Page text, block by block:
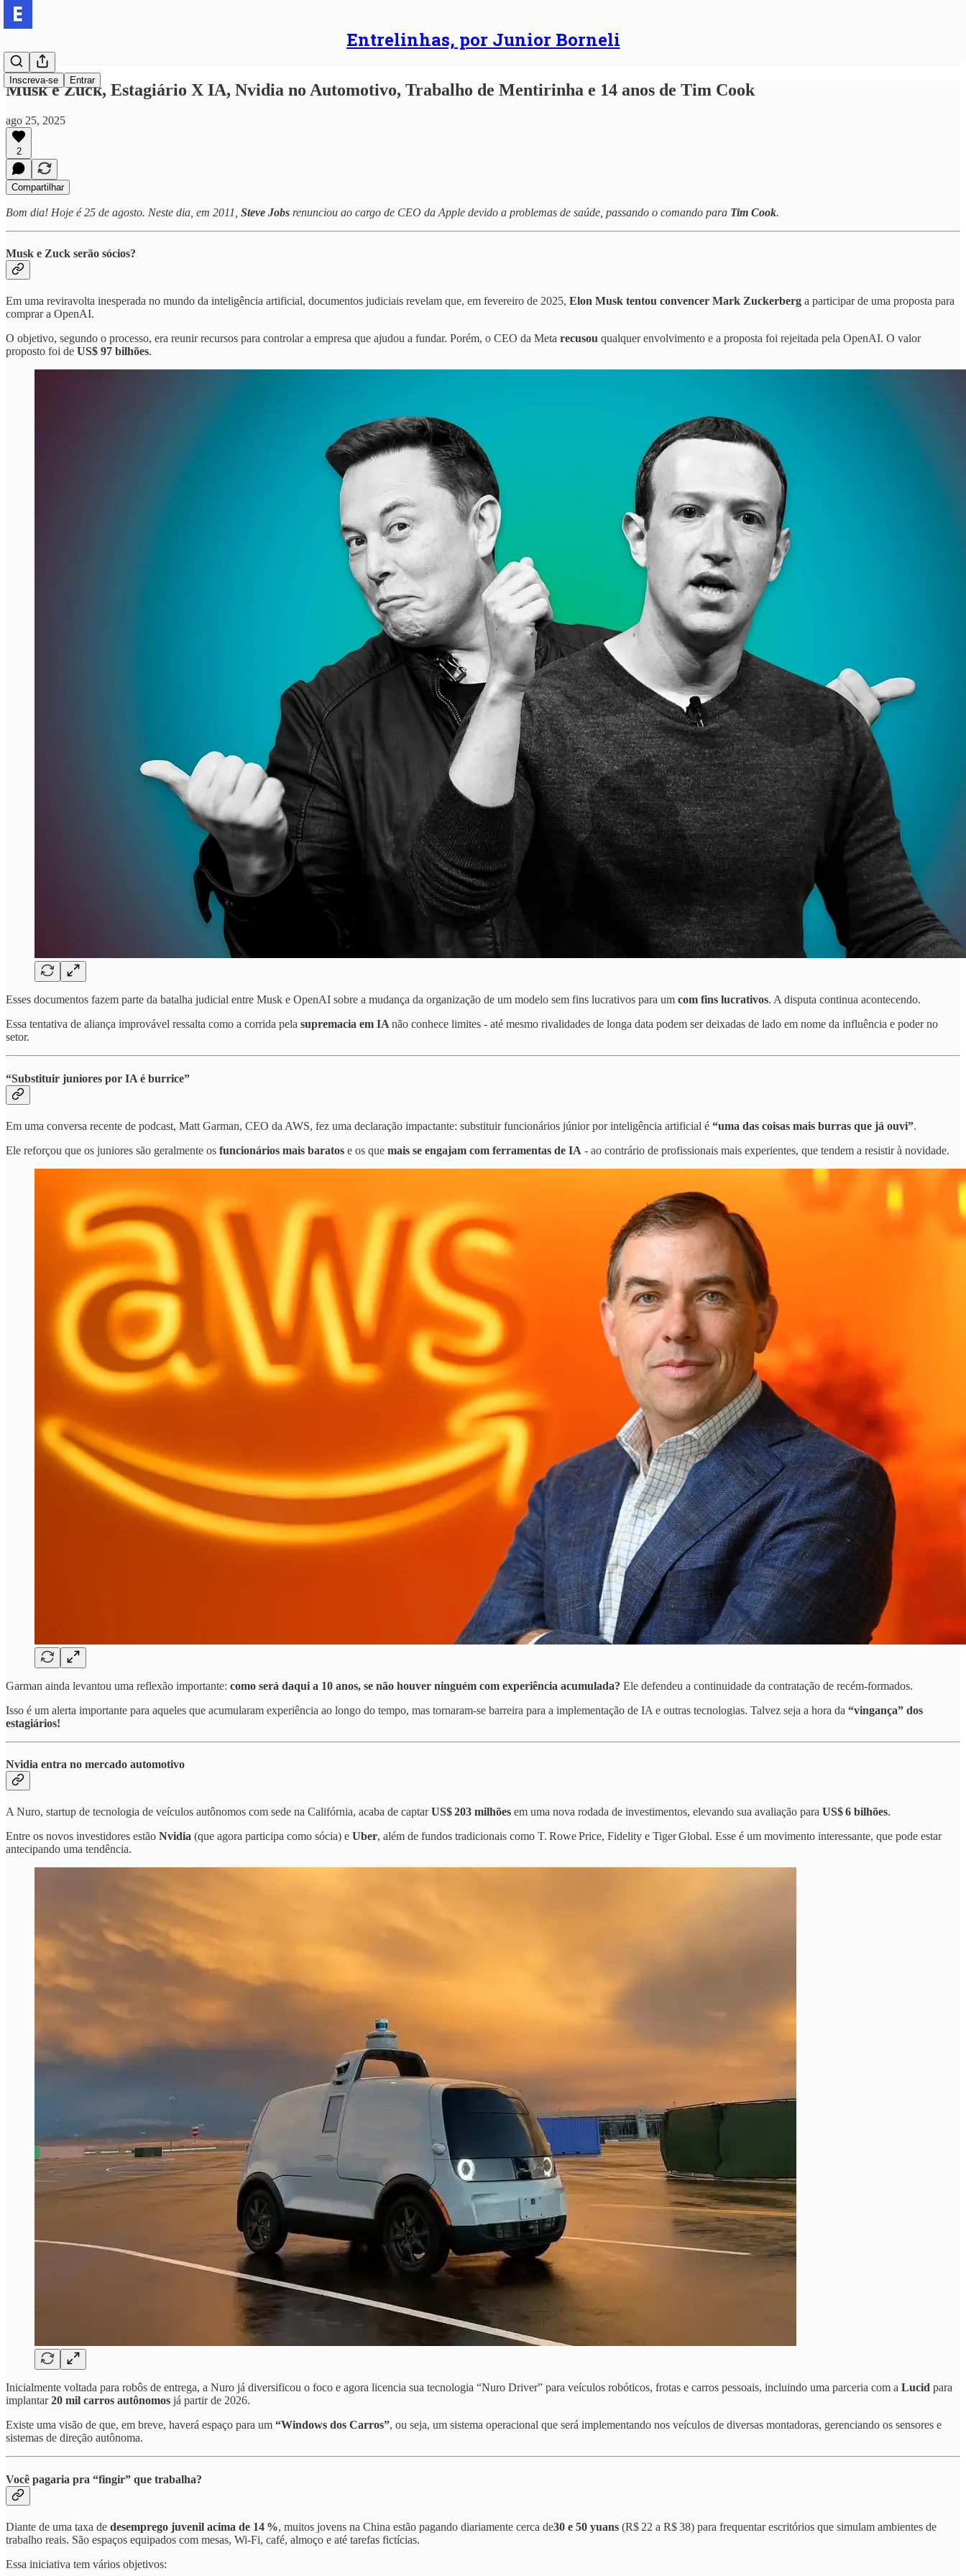
Entrelinhas, por Junior Borneli
Inscreva-se Entrar
Musk e Zuck, Estagiário X IA, Nvidia no Automotivo, Trabalho de Mentirinha e 14 anos de Tim Cook
ago 25, 2025
2
Compartilhar
Bom dia! Hoje é 25 de agosto. Neste dia, em 2011, Steve Jobs renunciou ao cargo de CEO da Apple devido a problemas de saúde, passando o comando para Tim Cook.
Musk e Zuck serão sócios?
Em uma reviravolta inesperada no mundo da inteligência artificial, documentos judiciais revelam que, em fevereiro de 2025, Elon Musk tentou convencer Mark Zuckerberg a participar de uma proposta para
comprar a OpenAI.
O objetivo, segundo o processo, era reunir recursos para controlar a empresa que ajudou a fundar. Porém, o CEO da Meta recusou qualquer envolvimento e a proposta foi rejeitada pela OpenAI. O valor
proposto foi de US$ 97 bilhões.
Esses documentos fazem parte da batalha judicial entre Musk e OpenAI sobre a mudança da organização de um modelo sem fins lucrativos para um com fins lucrativos. A disputa continua acontecendo.
Essa tentativa de aliança improvável ressalta como a corrida pela supremacia em IA não conhece limites - até mesmo rivalidades de longa data podem ser deixadas de lado em nome da influência e poder no
setor.
“Substituir juniores por IA é burrice”
Em uma conversa recente de podcast, Matt Garman, CEO da AWS, fez uma declaração impactante: substituir funcionários júnior por inteligência artificial é “uma das coisas mais burras que já ouvi”.
Ele reforçou que os juniores são geralmente os funcionários mais baratos e os que mais se engajam com ferramentas de IA - ao contrário de profissionais mais experientes, que tendem a resistir à novidade.
Garman ainda levantou uma reflexão importante: como será daqui a 10 anos, se não houver ninguém com experiência acumulada? Ele defendeu a continuidade da contratação de recém-formados.
Isso é um alerta importante para aqueles que acumularam experiência ao longo do tempo, mas tornaram-se barreira para a implementação de IA e outras tecnologias. Talvez seja a hora da “vingança” dos
estagiários!
Nvidia entra no mercado automotivo
A Nuro, startup de tecnologia de veículos autônomos com sede na Califórnia, acaba de captarUS$ 203 milhões em uma nova rodada de investimentos, elevando sua avaliação para US$ 6 bilhões.
Entre os novos investidores estão Nvidia (que agora participa como sócia) e Uber, além de fundos tradicionais como T. Rowe Price, Fidelity e Tiger Global. Esse é um movimento interessante, que pode estar
antecipando uma tendência.
Inicialmente voltada para robôs de entrega, a Nuro já diversificou o foco e agora licencia sua tecnologia “Nuro Driver” para veículos robóticos, frotas e carros pessoais, incluindo uma parceria com a Lucid para
implantar20 mil carros autônomos já partir de 2026.
Existe uma visão de que, em breve, haverá espaço para um “Windows dos Carros”, ou seja, um sistema operacional que será implementando nos veículos de diversas montadoras, gerenciando os sensores e
sistemas de direção autônoma.
Você pagaria pra “fingir” que trabalha?
Diante de uma taxa de desemprego juvenil acima de 14 %, muitos jovens na China estão pagando diariamente cerca de30 e 50 yuans (R$ 22 a R$ 38) para frequentar escritórios que simulam ambientes de
trabalho reais. São espaços equipados com mesas, Wi‑Fi, café, almoço e até tarefas fictícias.
Essa iniciativa tem vários objetivos: